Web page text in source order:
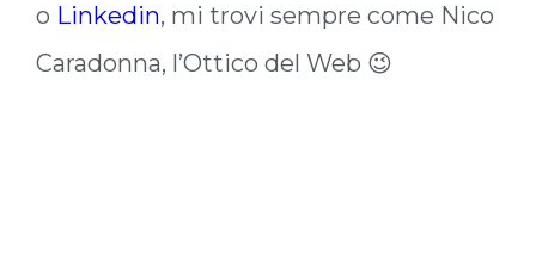
o Linkedin, mi trovi sempre come Nico
Caradonna, l’Ottico del Web 😉